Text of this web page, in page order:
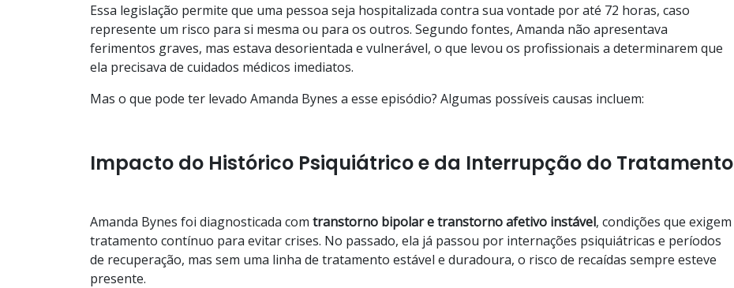
Essa legislação permite que uma pessoa seja hospitalizada contra sua vontade por até 72 horas, caso
represente um risco para si mesma ou para os outros. Segundo fontes, Amanda não apresentava
ferimentos graves, mas estava desorientada e vulnerável, o que levou os profissionais a determinarem que
ela precisava de cuidados médicos imediatos.
Mas o que pode ter levado Amanda Bynes a esse episódio? Algumas possíveis causas incluem:
Impacto do Histórico Psiquiátrico e da Interrupção do Tratamento
Amanda Bynes foi diagnosticada com transtorno bipolar e transtorno afetivo instável, condições que exigem
tratamento contínuo para evitar crises. No passado, ela já passou por internações psiquiátricas e períodos
de recuperação, mas sem uma linha de tratamento estável e duradoura, o risco de recaídas sempre esteve
presente.